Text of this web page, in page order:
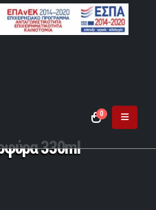
0
330ml